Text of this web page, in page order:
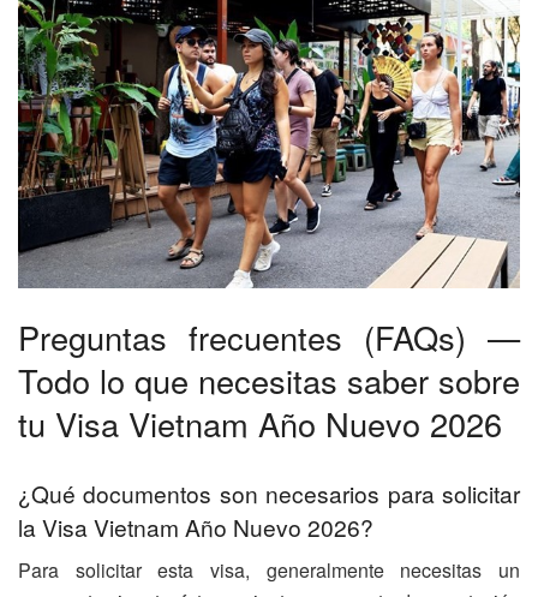
Preguntas frecuentes (FAQs) —
Todo lo que necesitas saber sobre
tu Visa Vietnam Año Nuevo 2026
¿Qué documentos son necesarios para solicitar
la Visa Vietnam Año Nuevo 2026?
Para solicitar esta visa, generalmente necesitas un